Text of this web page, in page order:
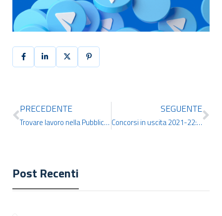
PRECEDENTE
Trovare lavoro nella Pubblica Amministrazione: ora è più semplice
SEGUENTE
Concorsi in uscita 2021-22: ecco quelli più importanti
Post Recenti